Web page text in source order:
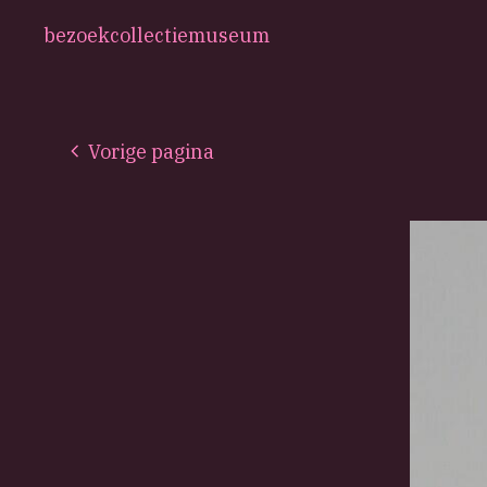
bezoekcollectiemuseum
Vorige pagina